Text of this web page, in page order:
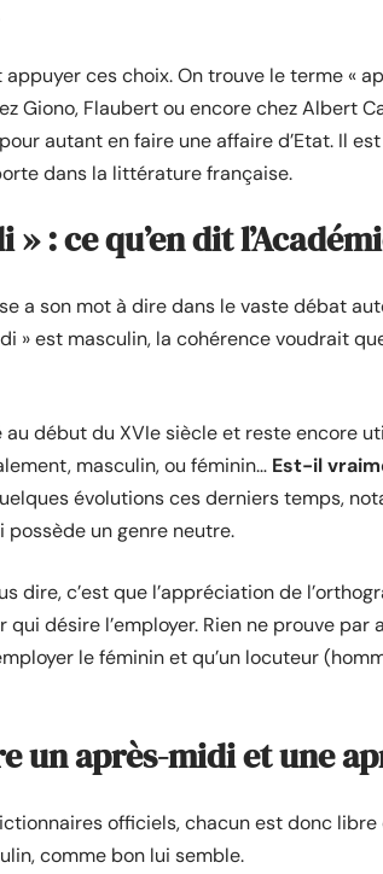
appuyer ces choix. On trouve le terme «
Giono, Flaubert ou encore chez Albert
autant en faire une affaire d’Etat. Il
dans la littérature française.
» : ce qu’en dit
a son mot à dire dans le vaste débat
» est masculin, la cohérence voudrait
début du XVIe siècle et reste encore
masculin, ou féminin… Est-il
évolutions ces derniers temps,
possède un genre neutre.
dire, c’est que l’appréciation de
désire l’employer. Rien ne prouve par
le féminin et qu’un locuteur
un après-midi et une
officiels, chacun est donc
comme bon lui semble.